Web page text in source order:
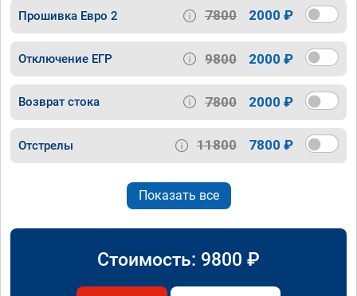
Прошивка Евро 2 7800 2000 ₽
Отключение ЕГР 9800 2000 ₽
Возврат стока 7800 2000 ₽
Отстрелы 11800 7800 ₽
Показать все
Стоимость: 9800 ₽